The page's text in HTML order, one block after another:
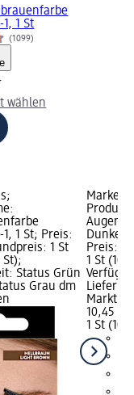
1 St
(1099)
wählen
1 St; Preis:
1 St
St);
Status Grün
Grau dm
Marke:
Preis:
1 St
Markt
10,45 €
1 St